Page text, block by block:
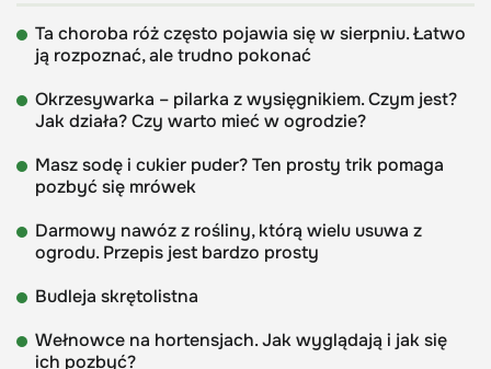
Ta choroba róż często pojawia się w sierpniu. Łatwo
ją rozpoznać, ale trudno pokonać
Okrzesywarka – pilarka z wysięgnikiem. Czym jest?
Jak działa? Czy warto mieć w ogrodzie?
Masz sodę i cukier puder? Ten prosty trik pomaga
pozbyć się mrówek
Darmowy nawóz z rośliny, którą wielu usuwa z
ogrodu. Przepis jest bardzo prosty
Budleja skrętolistna
Wełnowce na hortensjach. Jak wyglądają i jak się
ich pozbyć?